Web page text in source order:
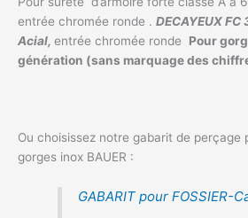
entrée chromée ronde . DECAYEUX
Acial, entrée chromée ronde Pour
génération (sans marquage des
Ou choisissez notre gabarit de perçage
gorges inox BAUER :
GABARIT pour FOSSIER-